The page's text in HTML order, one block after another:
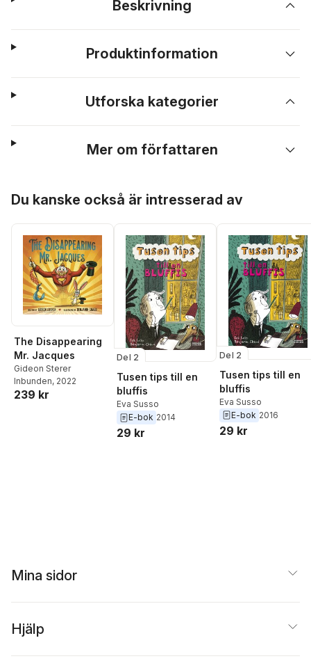
Beskrivning
Produktinformation
Utforska kategorier
Mer om författaren
Du kanske också är intresserad av
The Disappearing
Mr. Jacques
Gideon Sterer
Inbunden, 2022
239 kr
Del 2
Tusen tips till en
bluffis
Eva Susso
E-bok 2014
29 kr
Del 2
Tusen tips till en
bluffis
Eva Susso
E-bok 2016
29 kr
Mina sidor
Hjälp